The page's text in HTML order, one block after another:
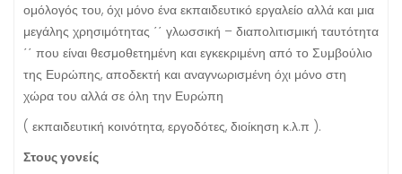
ομόλογός του, όχι μόνο ένα εκπαιδευτικό εργαλείο αλλά και μια
μεγάλης χρησιμότητας ΄΄ γλωσσική – διαπολιτισμική ταυτότητα
΄΄ που είναι θεσμοθετημένη και εγκεκριμένη από το Συμβούλιο
της Ευρώπης, αποδεκτή και αναγνωρισμένη όχι μόνο στη
χώρα του αλλά σε όλη την Ευρώπη
( εκπαιδευτική κοινότητα, εργοδότες, διοίκηση κ.λ.π ).
Στους γονείς